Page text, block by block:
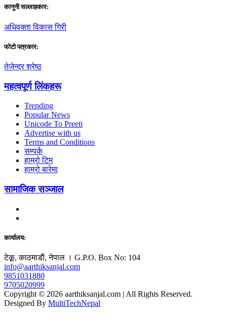
कानुनी सल्लाहकार:
अधिवक्ता विकास गिरी
फाेटाे पत्रकार:
तेजेन्द्र श्रेष्ठ
महत्वपूर्ण लिंकहरू
Trending
Popular News
Unicode To Preeti
Advertise with us
Terms and Conditions
सम्पर्क
हाम्रो टिम
हाम्रो बारेमा
सामाजिक सञ्जाल
कार्यालय:
टेकू, काठमाडाैं, नेपाल । G.P.O. Box No: 104
info@aarthiksanjal.com
9851031880
9705020999
Copyright © 2026 aarthiksanjal.com | All Rights Reserved.
Designed By MultiTechNepal